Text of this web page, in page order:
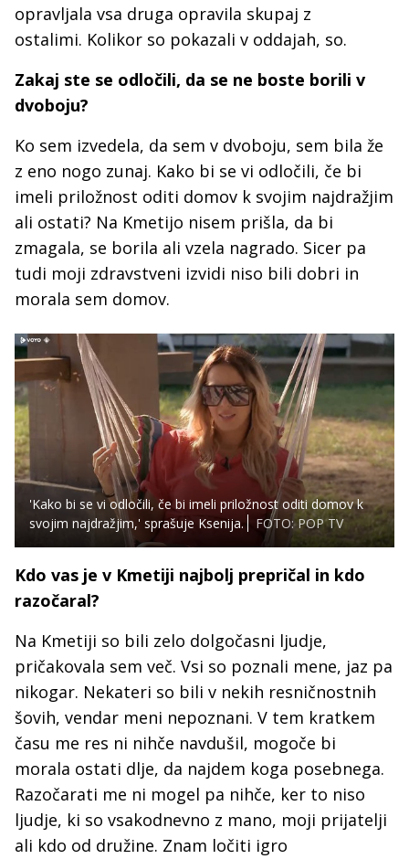
opravljala vsa druga opravila skupaj z
ostalimi. Kolikor so pokazali v oddajah, so.
Zakaj ste se odločili, da se ne boste borili v
dvoboju?
Ko sem izvedela, da sem v dvoboju, sem bila že
z eno nogo zunaj. Kako bi se vi odločili, če bi
imeli priložnost oditi domov k svojim najdražjim
ali ostati? Na Kmetijo nisem prišla, da bi
zmagala, se borila ali vzela nagrado. Sicer pa
tudi moji zdravstveni izvidi niso bili dobri in
morala sem domov.
'Kako bi se vi odločili, če bi imeli priložnost oditi domov k
svojim najdražjim,' sprašuje Ksenija.
FOTO: POP TV
Kdo vas je v Kmetiji najbolj prepričal in kdo
razočaral?
Na Kmetiji so bili zelo dolgočasni ljudje,
pričakovala sem več. Vsi so poznali mene, jaz pa
nikogar. Nekateri so bili v nekih resničnostnih
šovih, vendar meni nepoznani. V tem kratkem
času me res ni nihče navdušil, mogoče bi
morala ostati dlje, da najdem koga posebnega.
Razočarati me ni mogel pa nihče, ker to niso
ljudje, ki so vsakodnevno z mano, moji prijatelji
ali kdo od družine. Znam ločiti igro